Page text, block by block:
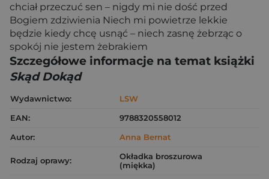
chciał przeczuć sen – nigdy mi nie dość przed
Bogiem zdziwienia Niech mi powietrze lekkie
będzie kiedy chcę usnąć – niech zasnę żebrząc o
spokój nie jestem żebrakiem
Szczegółowe informacje na temat książki
Skąd Dokąd
Wydawnictwo:
LSW
EAN:
9788320558012
Autor:
Anna Bernat
Rodzaj oprawy:
Okładka broszurowa
(miękka)